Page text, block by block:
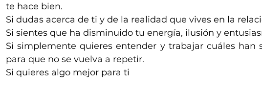
te hace bien.
Si dudas acerca de ti y de la realidad que vives en la
Si sientes que ha disminuido tu energía, ilusión y
Si simplemente quieres entender y trabajar cuáles han
para que no se vuelva a repetir.
Si quieres algo mejor para ti